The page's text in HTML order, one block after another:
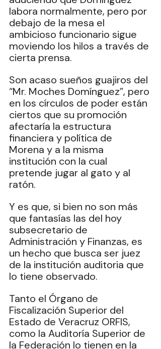
labora normalmente, pero por
debajo de la mesa el
ambicioso funcionario sigue
moviendo los hilos a través de
cierta prensa.
Son acaso sueños guajiros del
“Mr. Moches Domínguez”, pero
en los círculos de poder están
ciertos que su promoción
afectaría la estructura
financiera y política de
Morena y a la misma
institución con la cual
pretende jugar al gato y al
ratón.
Y es que, si bien no son más
que fantasías las del hoy
subsecretario de
Administración y Finanzas, es
un hecho que busca ser juez
de la institución auditoria que
lo tiene observado.
Tanto el Órgano de
Fiscalización Superior del
Estado de Veracruz ORFIS,
como la Auditoría Superior de
la Federación lo tienen en la